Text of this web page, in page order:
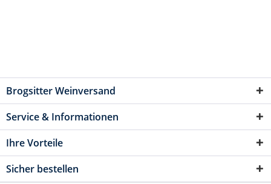
Brogsitter Weinversand
Service & Informationen
Ihre Vorteile
Sicher bestellen